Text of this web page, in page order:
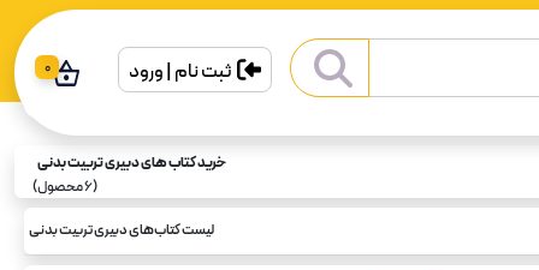
ثبت نام | ورود 0
خرید کتاب های دبیری تربیت بدنی
(
6محصول)
لیست کتاب‌های دبیری تربیت بدنی